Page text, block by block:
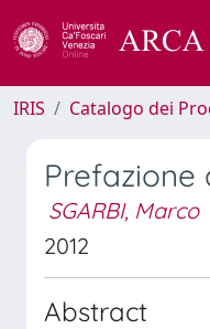
IRIS Catalogo dei
SGARBI, Marco
2012
Abstract